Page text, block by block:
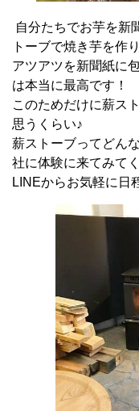
自分たちでお芋を新
トーブで焼き芋を作
アツアツを新聞紙に
は本当に最高です！
このためだけに薪ス
思うくらい♪
薪ストーブってどん
社に体験に来てみてく
LINEからお気軽に日